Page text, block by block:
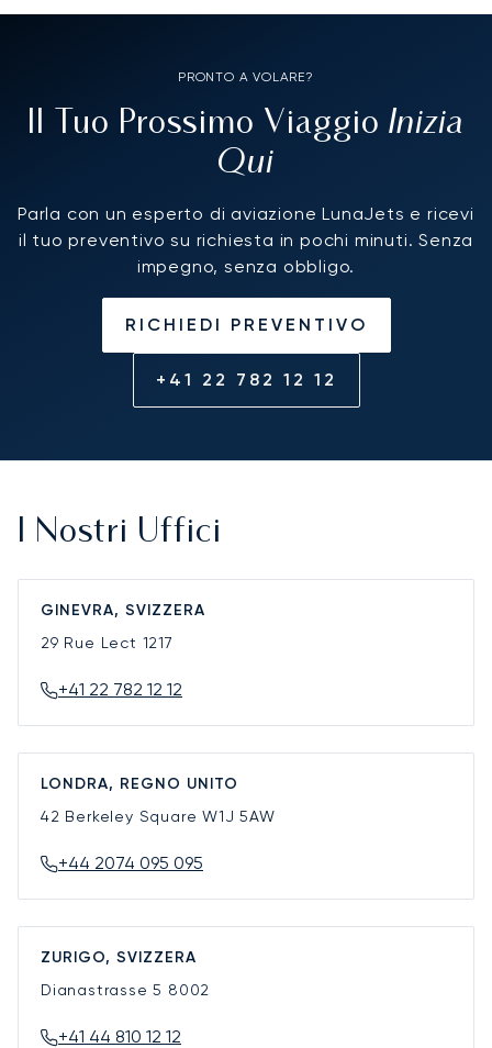
PRONTO A VOLARE?
Il Tuo Prossimo Viaggio Inizia
Qui
Parla con un esperto di aviazione LunaJets e ricevi
il tuo preventivo su richiesta in pochi minuti. Senza
impegno, senza obbligo.
RICHIEDI PREVENTIVO
+41 22 782 12 12
I Nostri Uffici
GINEVRA, SVIZZERA
29 Rue Lect 1217
+41 22 782 12 12
LONDRA, REGNO UNITO
42 Berkeley SquareW1J 5AW
+44 2074 095 095
ZURIGO, SVIZZERA
Dianastrasse 5 8002
+41 44 810 12 12